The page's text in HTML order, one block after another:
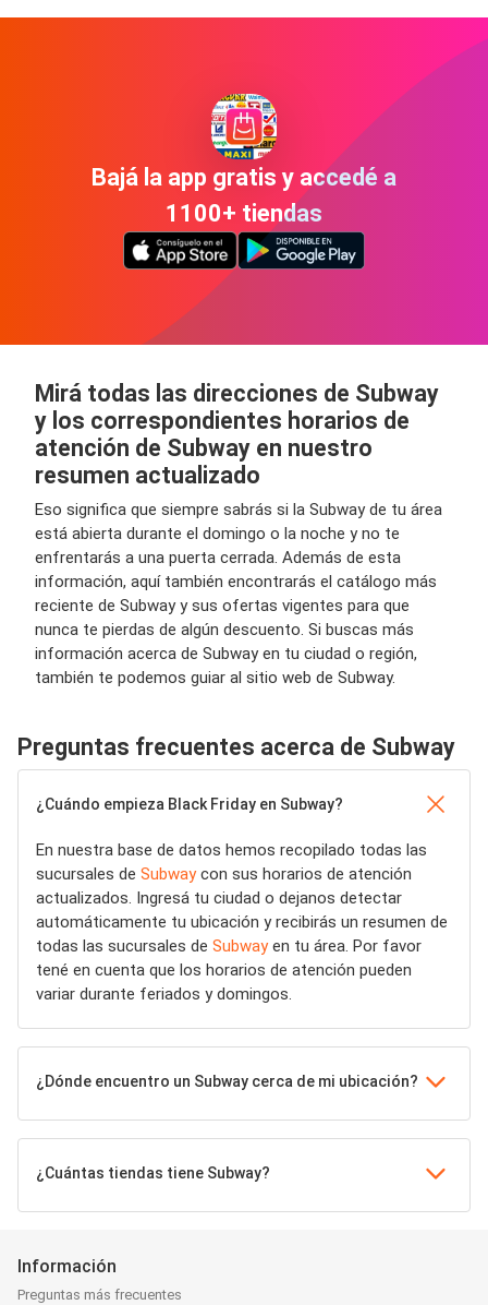
Bajá la app gratis y accedé a
1100+ tiendas
Mirá todas las direcciones de Subway
y los correspondientes horarios de
atención de Subway en nuestro
resumen actualizado
Eso significa que siempre sabrás si la Subway de tu área
está abierta durante el domingo o la noche y no te
enfrentarás a una puerta cerrada. Además de esta
información, aquí también encontrarás el catálogo más
reciente de Subway y sus ofertas vigentes para que
nunca te pierdas de algún descuento. Si buscas más
información acerca de Subway en tu ciudad o región,
también te podemos guiar al sitio web de Subway.
Preguntas frecuentes acerca de Subway
¿Cuándo empieza Black Friday en Subway?
En nuestra base de datos hemos recopilado todas las
sucursales de Subwaycon sus horarios de atención
actualizados. Ingresá tu ciudad o dejanos detectar
automáticamente tu ubicación y recibirás un resumen de
todas las sucursales de Subwayen tu área. Por favor
tené en cuenta que los horarios de atención pueden
variar durante feriados y domingos.
¿Dónde encuentro un Subway cerca de mi ubicación?
¿Cuántas tiendas tiene Subway?
Información
Preguntas más frecuentes